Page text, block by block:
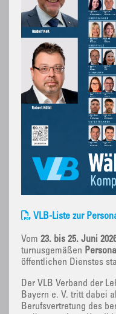
VLB-Liste zur
Vom 23. bis 25. Juni
turnusgemäßen
öffentlichen Dienstes
Der VLB Verband der
Bayern e. V. tritt dabei
Berufsvertretung des